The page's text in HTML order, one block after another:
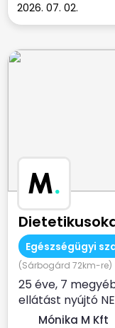
2026. 07. 02.
M.
Egészségügyi
(Sárbogárd 72km-re)
25 éve, 7
ellátást nyújtó
szolgálat...
Mónika M Kft